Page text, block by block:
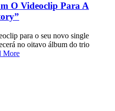
O Videoclip Para A
para o seu novo single
no oitavo álbum do trio
More